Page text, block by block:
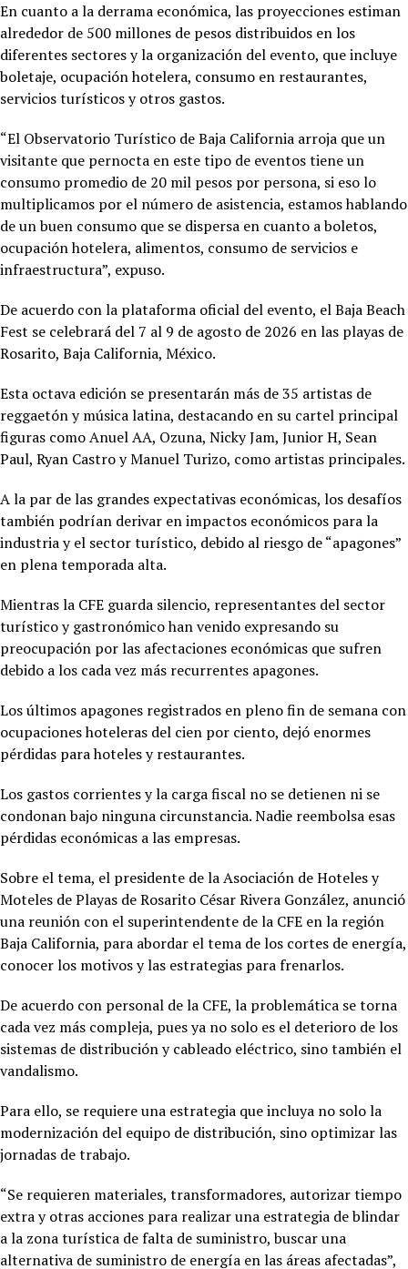
En cuanto a la derrama económica, las proyecciones estiman
alrededor de 500 millones de pesos distribuidos en los
diferentes sectores y la organización del evento, que incluye
boletaje, ocupación hotelera, consumo en restaurantes,
servicios turísticos y otros gastos.
“El Observatorio Turístico de Baja California arroja que un
visitante que pernocta en este tipo de eventos tiene un
consumo promedio de 20 mil pesos por persona, si eso lo
multiplicamos por el número de asistencia, estamos hablando
de un buen consumo que se dispersa en cuanto a boletos,
ocupación hotelera, alimentos, consumo de servicios e
infraestructura”, expuso.
De acuerdo con la plataforma oficial del evento, el Baja Beach
Fest se celebrará del 7 al 9 de agosto de 2026 en las playas de
Rosarito, Baja California, México.
Esta octava edición se presentarán más de 35 artistas de
reggaetón y música latina, destacando en su cartel principal
figuras como Anuel AA, Ozuna, Nicky Jam, Junior H, Sean
Paul, Ryan Castro y Manuel Turizo, como artistas principales.
A la par de las grandes expectativas económicas, los desafíos
también podrían derivar en impactos económicos para la
industria y el sector turístico, debido al riesgo de “apagones”
en plena temporada alta.
Mientras la CFE guarda silencio, representantes del sector
turístico y gastronómico han venido expresando su
preocupación por las afectaciones económicas que sufren
debido a los cada vez más recurrentes apagones.
Los últimos apagones registrados en pleno fin de semana con
ocupaciones hoteleras del cien por ciento, dejó enormes
pérdidas para hoteles y restaurantes.
Los gastos corrientes y la carga fiscal no se detienen ni se
condonan bajo ninguna circunstancia. Nadie reembolsa esas
pérdidas económicas a las empresas.
Sobre el tema, el presidente de la Asociación de Hoteles y
Moteles de Playas de Rosarito César Rivera González, anunció
una reunión con el superintendente de la CFE en la región
Baja California, para abordar el tema de los cortes de energía,
conocer los motivos y las estrategias para frenarlos.
De acuerdo con personal de la CFE, la problemática se torna
cada vez más compleja, pues ya no solo es el deterioro de los
sistemas de distribución y cableado eléctrico, sino también el
vandalismo.
Para ello, se requiere una estrategia que incluya no solo la
modernización del equipo de distribución, sino optimizar las
jornadas de trabajo.
“Se requieren materiales, transformadores, autorizar tiempo
extra y otras acciones para realizar una estrategia de blindar
a la zona turística de falta de suministro, buscar una
alternativa de suministro de energía en las áreas afectadas”,